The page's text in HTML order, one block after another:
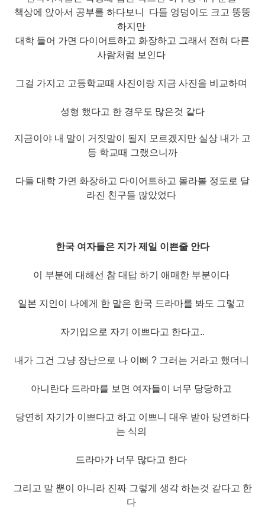
책상에 앉아서 공부를 하다보니
다들 엉덩이도 크고 뚱뚱
하지만
대학 들어 가면 다이어트하고 화장하고 그래서 전혀 다른
사람처럼 보인다
그걸 가지 고 고등학교때 사진이랑 지금 사진을 비교하며
성형 했다고 한 경우도 많은것 같다
지금이야 내 말이 거짓말이 될지 모르겠지만 실상 내가 고
등 학교때 그랬으니까
다들 대학 가면 화장하고 다이어트하고 몰라볼 정도로 달
라진 친구들 많았었다
한국 여자들은 지가 제일 이쁜줄 안다
이 부분에 대해선 참 대답 하기 애매한 부분이다
일본 지인이 나에게 한 말은 한국 드라마를 봐도 그렇고
자기입으로 자기 이쁘다고 한다고..
내가 그건 그냥 장난으로 나 이뻐 ? 그러는 거라고 했더니
아니란다 드라마를 보면 여자들이 너무 당당하고
당연히 자기가 이쁘다고 하고 이쁘니 대우 받아 당연하다
는 식의
드라마가 너무 많다고 한다
그리고 말 뿐이 아니라 진짜 그렇게 생각 하는것 같다고 한
다